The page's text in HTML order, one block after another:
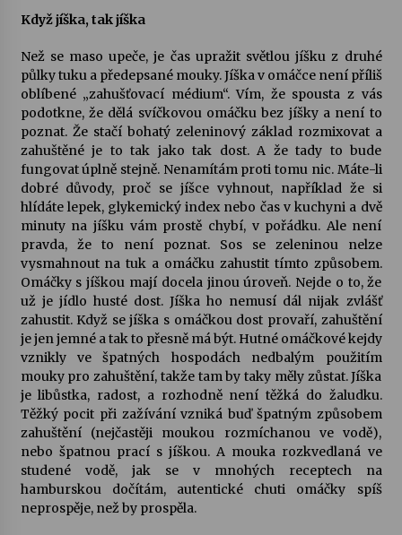
Když jíška, tak jíška
Než se maso upeče, je čas upražit světlou jíšku z druhé
půlky tuku a předepsané mouky. Jíška v omáčce není příliš
oblíbené „zahušťovací médium“. Vím, že spousta z vás
podotkne, že dělá svíčkovou omáčku bez jíšky a není to
poznat. Že stačí bohatý zeleninový základ rozmixovat a
zahuštěné je to tak jako tak dost. A že tady to bude
fungovat úplně stejně. Nenamítám proti tomu nic. Máte-li
dobré důvody, proč se jíšce vyhnout, například že si
hlídáte lepek, glykemický index nebo čas v kuchyni a dvě
minuty na jíšku vám prostě chybí, v pořádku. Ale není
pravda, že to není poznat. Sos se zeleninou nelze
vysmahnout na tuk a omáčku zahustit tímto způsobem.
Omáčky s jíškou mají docela jinou úroveň. Nejde o to, že
už je jídlo husté dost. Jíška ho nemusí dál nijak zvlášť
zahustit. Když se jíška s omáčkou dost provaří, zahuštění
je jen jemné a tak to přesně má být. Hutné omáčkové kejdy
vznikly ve špatných hospodách nedbalým použitím
mouky pro zahuštění, takže tam by taky měly zůstat. Jíška
je libůstka, radost, a rozhodně není těžká do žaludku.
Těžký pocit při zažívání vzniká buď špatným způsobem
zahuštění (nejčastěji moukou rozmíchanou ve vodě),
nebo špatnou prací s jíškou. A mouka rozkvedlaná ve
studené vodě, jak se v mnohých receptech na
hamburskou dočítám, autentické chuti omáčky spíš
neprospěje, než by prospěla.